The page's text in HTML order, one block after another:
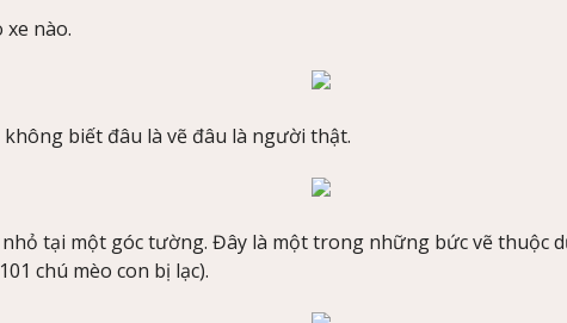
xe nào.
biết đâu là vẽ đâu là người thật.
nhỏ tại một góc tường. Đây là một trong những bức vẽ thuộc
chú mèo con bị lạc).